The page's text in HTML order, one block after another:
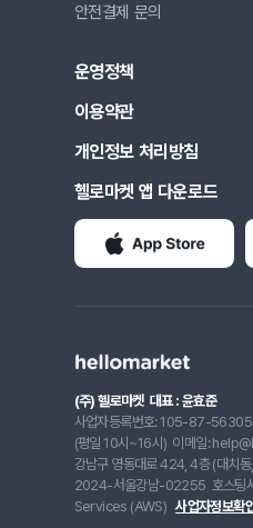
안전결제 문의
운영정책
이용약관
개인정보 처리방침
헬로마켓 앱 다운로드
(주) 헬로마켓 대표 : 윤효준
사업자등록번호: 105-87-56305
(평일 10시~16시) 이메일:
강남구 영동대로 424, 4층 (대치동
2024-서울강남-02255 호스팅
Services (AWS) 사업자정보확